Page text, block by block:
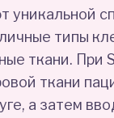
уникальной
типы
ткани. При
ткани
а затем